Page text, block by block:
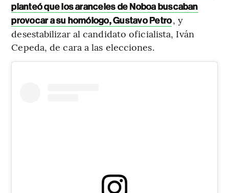
planteó que los aranceles de Noboa buscaban
provocar a su homólogo, Gustavo Petro, y
desestabilizar al candidato oficialista, Iván
Cepeda, de cara a las elecciones.